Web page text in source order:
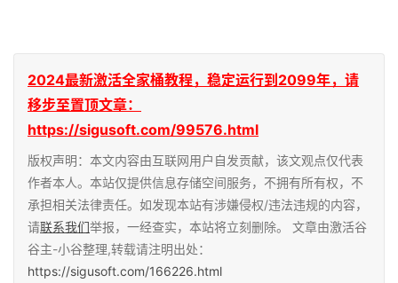
2024最新激活全家桶教程，稳定运行到2099年，请
移步至置顶文章：
https://sigusoft.com/99576.html
版权声明：本文内容由互联网用户自发贡献，该文观点仅代表
作者本人。本站仅提供信息存储空间服务，不拥有所有权，不
承担相关法律责任。如发现本站有涉嫌侵权/违法违规的内容，
请联系我们举报，一经查实，本站将立刻删除。 文章由激活谷
谷主-小谷整理,转载请注明出处：
https://sigusoft.com/166226.html